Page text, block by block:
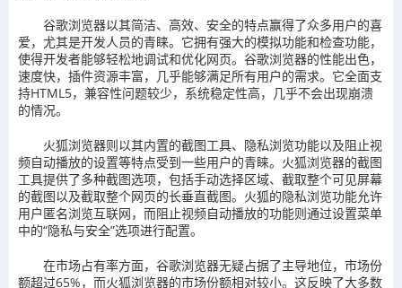
‌谷歌浏览器‌以其简洁、高效、安全的特点赢得了众多用户的喜
爱，尤其是开发人员的青睐。它拥有强大的模拟功能和检查功能，
使得开发者能够轻松地调试和优化网页。谷歌浏览器的性能出色，
速度快，插件资源丰富，几乎能够满足所有用户的需求。它全面支
持HTML5，兼容性问题较少，系统稳定性高，几乎不会出现崩溃
的情况‌。
‌火狐浏览器‌则以其内置的截图工具、隐私浏览功能以及阻止视
频自动播放的设置等特点受到一些用户的青睐。火狐浏览器的截图
工具提供了多种截图选项，包括手动选择区域、截取整个可见屏幕
的截图以及截取整个网页的长垂直截图。火狐的隐私浏览功能允许
用户匿名浏览互联网，而阻止视频自动播放的功能则通过设置菜单
中的“隐私与安全”选项进行配置。
在市场占有率方面，谷歌浏览器无疑占据了主导地位，市场份
额超过65%，而火狐浏览器的市场份额相对较小‌。这反映了大多数